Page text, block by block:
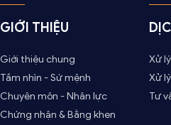
GIỚI THIỆU
Giới thiệu chung
Tầm nhìn - Sứ mệnh
Chuyên môn - Nhân lực
Chứng nhận & Bằng khen
Xử
Xử
Tư